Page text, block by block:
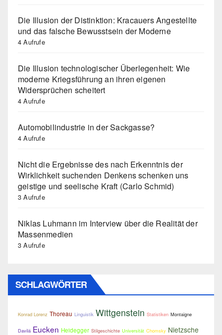
Die Illusion der Distinktion: Kracauers Angestellte
und das falsche Bewusstsein der Moderne
4 Aufrufe
Die Illusion technologischer Überlegenheit: Wie
moderne Kriegsführung an ihren eigenen
Widersprüchen scheitert
4 Aufrufe
Automobilindustrie in der Sackgasse?
4 Aufrufe
Nicht die Ergebnisse des nach Erkenntnis der
Wirklichkeit suchenden Denkens schenken uns
geistige und seelische Kraft (Carlo Schmid)
3 Aufrufe
Niklas Luhmann im Interview über die Realität der
Massenmedien
3 Aufrufe
SCHLAGWÖRTER
Konrad Lorenz Thoreau Linguistik Wittgenstein Statistiken Montaigne
Davilá Eucken Heidegger Stilgeschichte Universität Chomsky Nietzsche